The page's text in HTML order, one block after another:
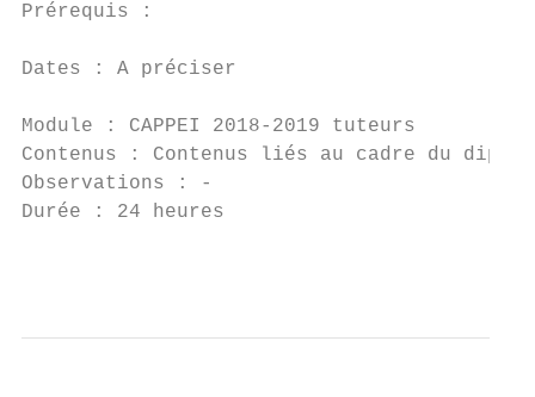
Prérequis :
Dates : A préciser
Module : CAPPEI 2018-2019 tuteurs
Contenus : Contenus liés au cadre du
Observations : -
Durée : 24 heures